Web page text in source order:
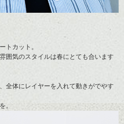
トカット。
囲気のスタイルは春にとても合います
全体にレイヤーを入れて動きがでやす
。